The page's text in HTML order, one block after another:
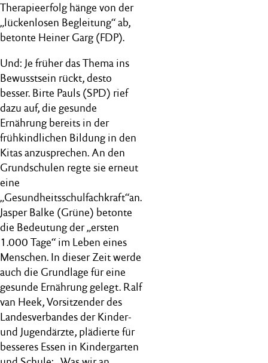
Therapieerfolg hänge von der
„lückenlosen Begleitung“ ab,
betonte Heiner Garg (FDP).
Und: Je früher das Thema ins
Bewusstsein rückt, desto
besser. Birte Pauls (SPD) rief
dazu auf, die gesunde
Ernährung bereits in der
frühkindlichen Bildung in den
Kitas anzusprechen. An den
Grundschulen regte sie erneut
eine
„Gesundheitsschulfachkraft“an.
Jasper Balke (Grüne) betonte
die Bedeutung der „ersten
1.000 Tage“ im Leben eines
Menschen. In dieser Zeit werde
auch die Grundlage für eine
gesunde Ernährung gelegt. Ralf
van Heek, Vorsitzender des
Landesverbandes der Kinder-
und Jugendärzte, plädierte für
besseres Essen in Kindergarten